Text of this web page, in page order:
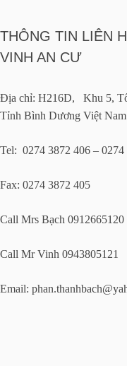
THÔNG TIN LIÊN
VINH AN CƯ
Địa chỉ: H216D, Khu 5, Tổ
Tỉnh Bình Dương Việt
Tel: 0274 3872 406
Fax: 0274 3872 405
Call Mrs Bạch 0912665120
Call Mr Vinh 0943805121
Email: